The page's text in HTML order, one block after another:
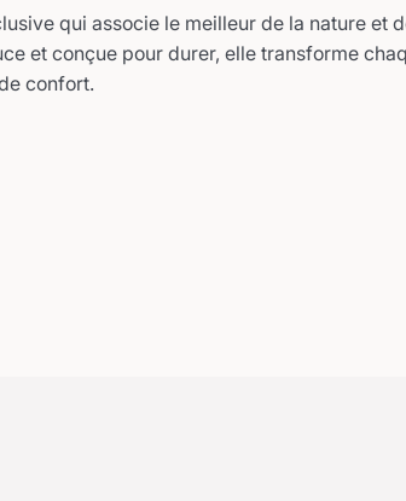
qui associe le meilleur de la nature et
et conçue pour durer, elle transforme
confort.